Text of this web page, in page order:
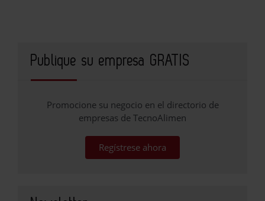
Publique su empresa GRATIS
Promocione su negocio en el directorio de
empresas de TecnoAlimen
Regístrese ahora